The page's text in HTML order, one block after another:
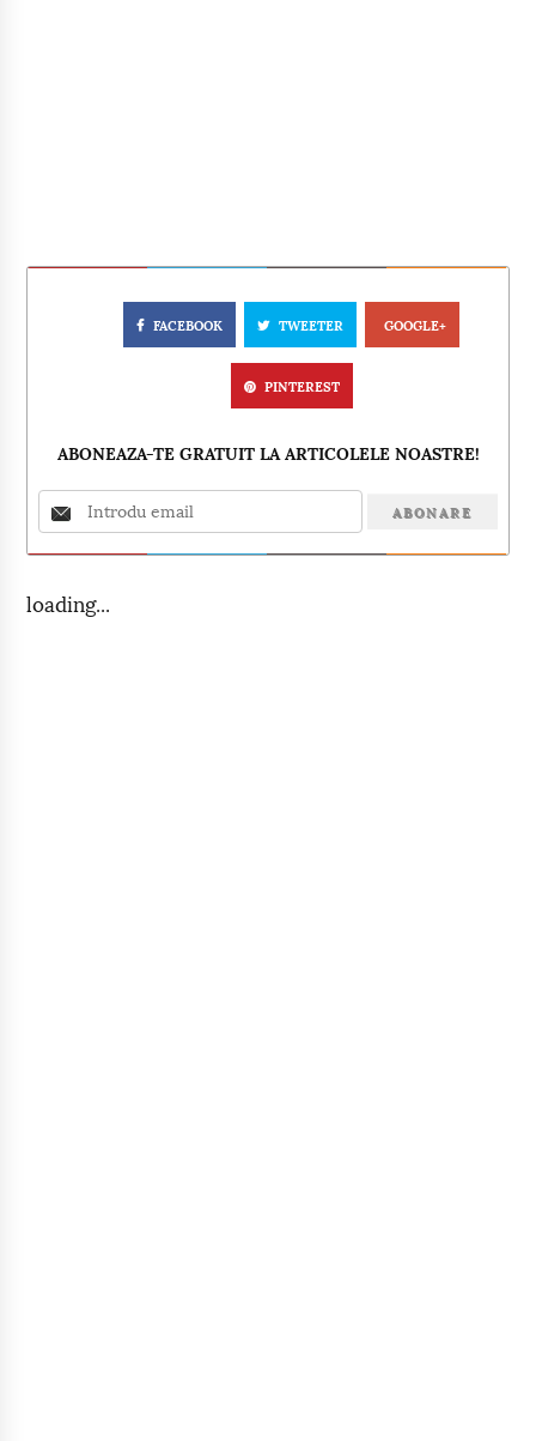
FACEBOOK TWEETER GOOGLE+
PINTEREST
ABONEAZA-TE GRATUIT LA ARTICOLELE NOASTRE!
loading...